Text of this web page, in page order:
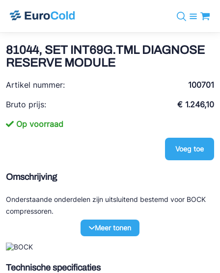
info@eurocold.nl
Merken
BOCK
REFFLEX®
Doucette Industries
ESK Schultze
TEKLAB
Koudemiddelen
Diensten
Nieuws
Over ons
81044, SET INT69G.TML DIAGNOSE
RESERVE MODULE
Artikel nummer:
100701
Bruto prijs:
€ 1.246,10
Op voorraad
Voeg toe
Omschrijving
Onderstaande onderdelen zijn uitsluitend bestemd voor BOCK
compressoren.
Meer tonen
Technische specificaties